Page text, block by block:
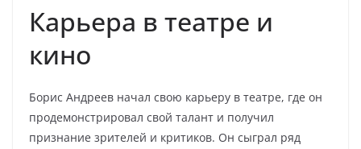
Карьера в театре и
кино
Борис Андреев начал свою карьеру в театре, где он
продемонстрировал свой талант и получил
признание зрителей и критиков. Он сыграл ряд